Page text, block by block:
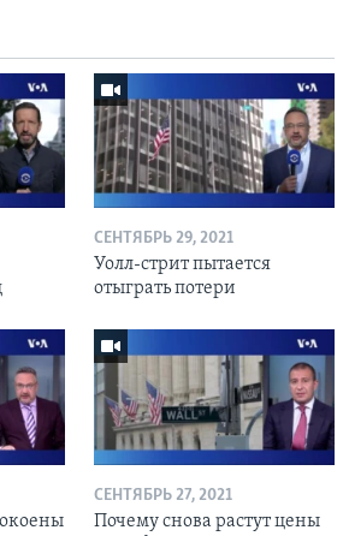
СЕНТЯБРЬ 29, 2021
Уолл-стрит пытается
отыграть потери
СЕНТЯБРЬ 27, 2021
Почему снова растут цены